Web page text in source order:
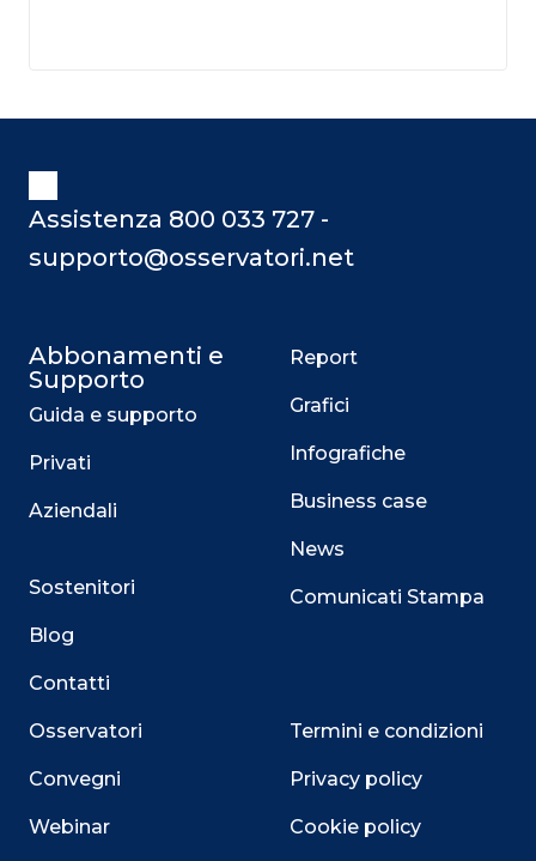
Assistenza 800 033 727 -
supporto@osservatori.net
Abbonamenti e
Supporto
Guida e supporto
Privati
Aziendali
Sostenitori
Blog
Contatti
Osservatori
Convegni
Webinar
Report
Grafici
Infografiche
Business case
News
Comunicati Stampa
Termini e condizioni
Privacy policy
Cookie policy